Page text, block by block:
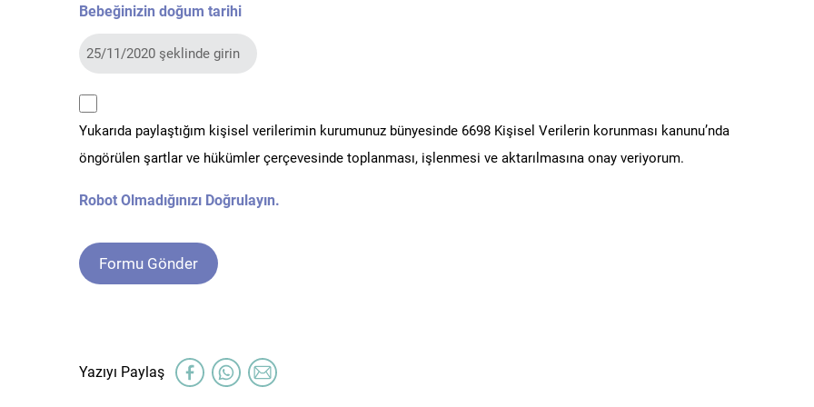
Bebeğinizin doğum tarihi
kvkk
*
Yukarıda paylaştığım kişisel verilerimin kurumunuz bünyesinde 6698 Kişisel Verilerin korunması kanunu’nda
öngörülen şartlar ve hükümler çerçevesinde toplanması, işlenmesi ve aktarılmasına onay veriyorum.
Robot Olmadığınızı Doğrulayın.